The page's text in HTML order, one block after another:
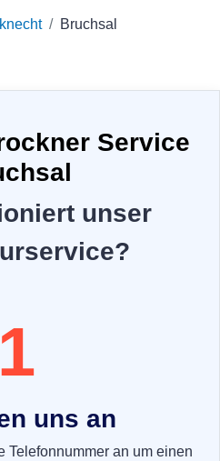
Bruchsal
Service
unser
1
uns an
Telefonnummer an um einen